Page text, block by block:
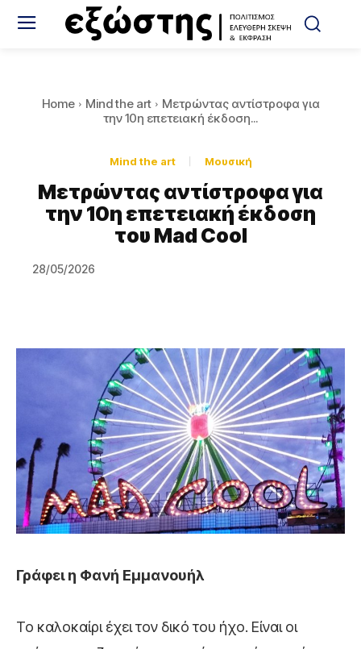
Home Mind the art
Μετρώντας αντίστροφα για
την 10η επετειακή έκδοση...
Mind the art Μουσική
Μετρώντας αντίστροφα για
την 10η επετειακή έκδοση
του Mad Cool
28/05/2026
Γράφει η Φανή Εμμανουήλ
Το καλοκαίρι έχει τον δικό του ήχο. Είναι οι